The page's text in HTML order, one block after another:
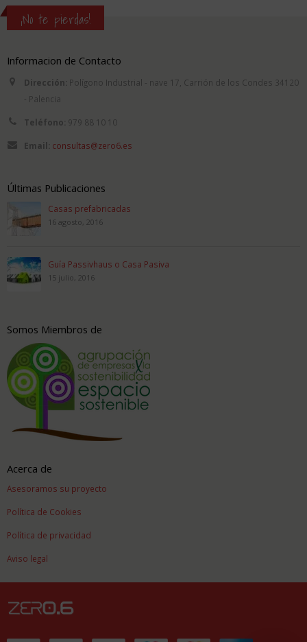
¡No te pierdas!
Informacion de Contacto
Dirección: Polígono Industrial - nave 17, Carrión de los Condes 34120
- Palencia
Teléfono: 979 88 10 10
Email: consultas@zero6.es
Últimas Publicaciones
Casas prefabricadas
16 agosto, 2016
Guía Passivhaus o Casa Pasiva
15 julio, 2016
Somos Miembros de
Acerca de
Asesoramos su proyecto
Política de Cookies
Política de privacidad
Aviso legal